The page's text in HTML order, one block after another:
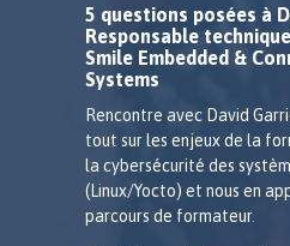
5 questions posées à
Responsable
Smile Embedded &
Systems
Rencontre avec David
tout sur les enjeux de la
la cybersécurité des
(Linux/Yocto) et nous en
parcours de formateur.